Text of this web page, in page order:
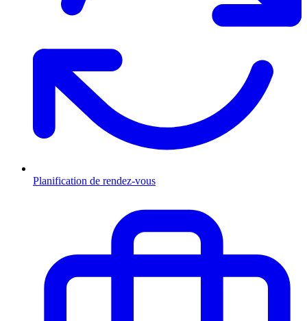
Planification de rendez-vous